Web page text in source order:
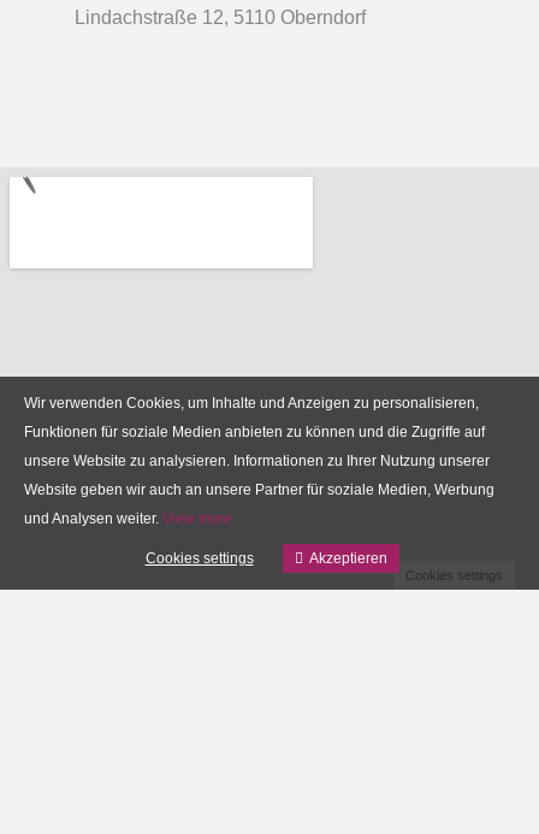
Lindachstraße 12, 5110 Oberndorf
Wir verwenden Cookies, um Inhalte und Anzeigen zu personalisieren,
Funktionen für soziale Medien anbieten zu können und die Zugriffe auf
unsere Website zu analysieren. Informationen zu Ihrer Nutzung unserer
Website geben wir auch an unsere Partner für soziale Medien, Werbung
und Analysen weiter. View more
Cookies settings Akzeptieren
Cookies settings